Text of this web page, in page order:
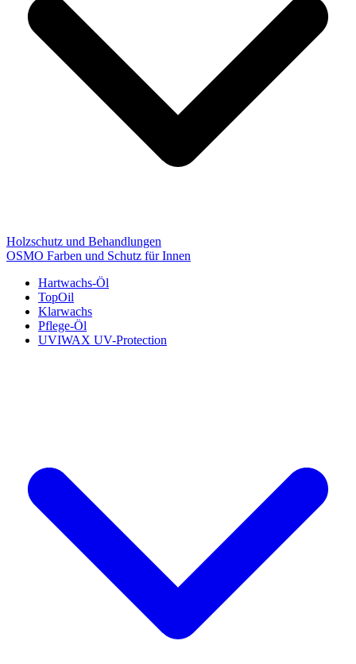
Holzschutz und Behandlungen
OSMO Farben und Schutz für Innen
Hartwachs-Öl
TopOil
Klarwachs
Pflege-Öl
UVIWAX UV-Protection